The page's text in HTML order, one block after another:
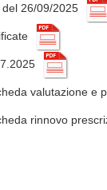
26/09/2025
valutazione e
rinnovo